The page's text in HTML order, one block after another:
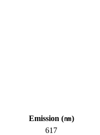
Emission (㎚)
617